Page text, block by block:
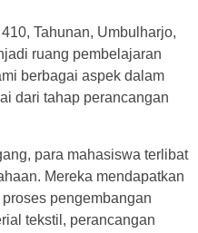
Tahunan, Umbulharjo,
ruang pembelajaran
berbagai aspek dalam
dari tahap perancangan
para mahasiswa terlibat
Mereka mendapatkan
pengembangan
tekstil, perancangan